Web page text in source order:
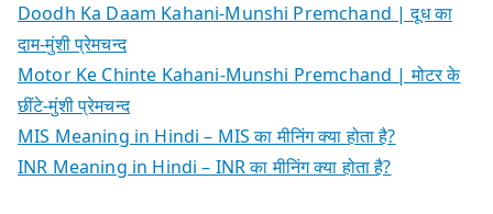
Doodh Ka Daam Kahani-Munshi Premchand | दूध का
दाम-मुंशी प्रेमचन्द
Motor Ke Chinte Kahani-Munshi Premchand | मोटर के
छींटे-मुंशी प्रेमचन्द
MIS Meaning in Hindi – MIS का मीनिंग क्या होता है?
INR Meaning in Hindi – INR का मीनिंग क्या होता है?